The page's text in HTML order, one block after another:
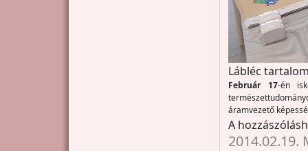
Lábléc
Február 17-én
áramvezető
A